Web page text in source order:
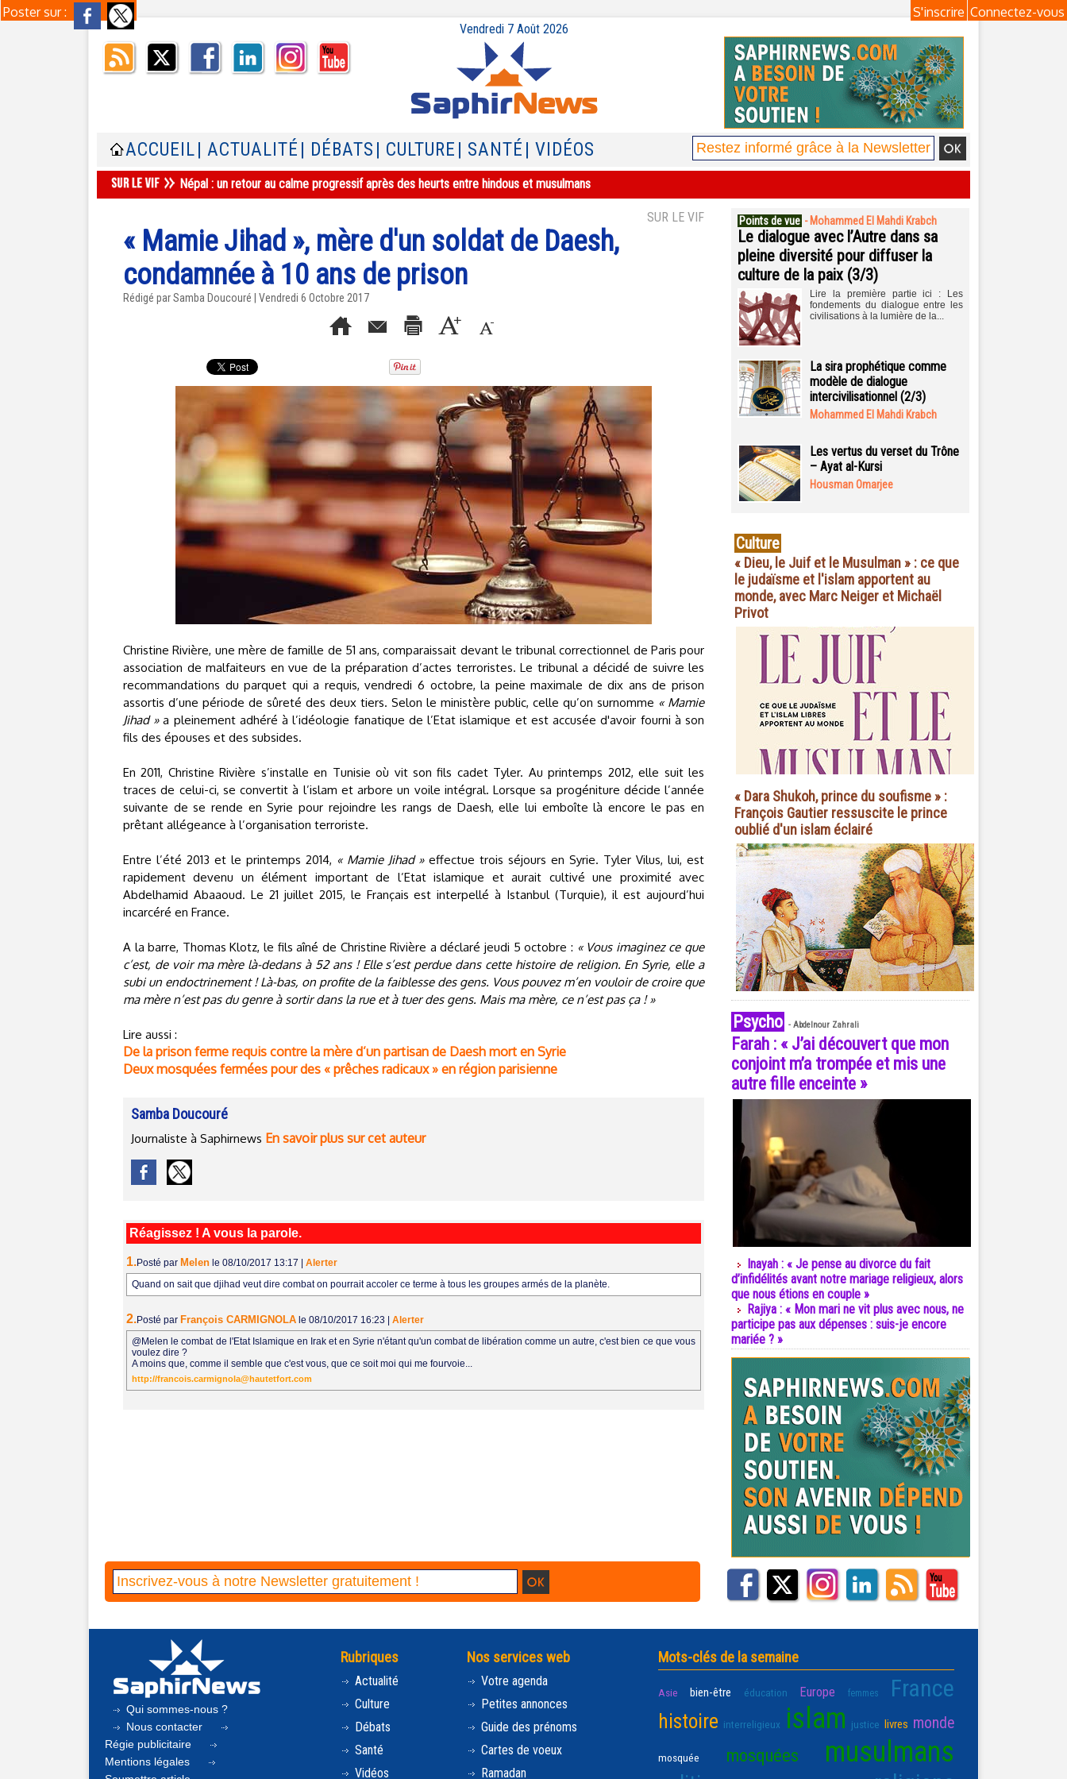
Poster sur : Connectez-vous
S'inscrire
Vendredi 7 Août 2026
ACCUEIL | ACTUALITÉ | DÉBATS | CULTURE | SANTÉ | VIDÉOS
Népal : un retour au calme progressif après des heurts entre hindous et musulmans
SUR LE VIF
« Mamie Jihad », mère d'un soldat de Daesh,
condamnée à 10 ans de prison
Rédigé parSamba Doucouré | Vendredi 6 Octobre 2017
Christine Rivière, une mère de famille de 51 ans, comparaissait devant le tribunal correctionnel de Paris pour
association de malfaiteurs en vue de la préparation d’actes terroristes. Le tribunal a décidé de suivre les
recommandations du parquet qui a requis, vendredi 6 octobre, la peine maximale de dix ans de prison
assortis d’une période de sûreté des deux tiers. Selon le ministère public, celle qu’on surnomme « Mamie
Jihad »a pleinement adhéré à l’idéologie fanatique de l’Etat islamique et est accusée d'avoir fourni à son
fils des épouses et des subsides.
En 2011, Christine Rivière s’installe en Tunisie où vit son fils cadet Tyler. Au printemps 2012, elle suit les
traces de celui-ci, se convertit à l’islam et arbore un voile intégral. Lorsque sa progéniture décide l’année
suivante de se rende en Syrie pour rejoindre les rangs de Daesh, elle lui emboîte là encore le pas en
prêtant allégeance à l’organisation terroriste.
Entre l’été 2013 et le printemps 2014, « Mamie Jihad »effectue trois séjours en Syrie. Tyler Vilus, lui, est
rapidement devenu un élément important de l’Etat islamique et aurait cultivé une proximité avec
Abdelhamid Abaaoud. Le 21 juillet 2015, le Français est interpellé à Istanbul (Turquie), il est aujourd’hui
incarcéré en France.
A la barre, Thomas Klotz, le fils aîné de Christine Rivière a déclaré jeudi 5 octobre : « Vous imaginez ce que
c’est, de voir ma mère là-dedans à 52 ans ! Elle s’est perdue dans cette histoire de religion. En Syrie, elle a
subi un endoctrinement ! Là-bas, on profite de la faiblesse des gens. Vous pouvez m’en vouloir de croire que
ma mère n’est pas du genre à sortir dans la rue et à tuer des gens. Mais ma mère, ce n’est pas ça ! »
Lire aussi :
De la prison ferme requis contre la mère d’un partisan de Daesh mort en Syrie
Deux mosquées fermées pour des « prêches radicaux » en région parisienne
Samba Doucouré
Journaliste à Saphirnews En savoir plus sur cet auteur
Réagissez ! A vous la parole.
1.Posté par Melen le 08/10/2017 13:17
Alerter
Quand on sait que djihad veut dire combat on pourrait accoler ce terme à tous les groupes armés de la planète.
2.Posté par François CARMIGNOLA le 08/10/2017 16:23
Alerter
@Melen le combat de l'Etat Islamique en Irak et en Syrie n'étant qu'un combat de libération comme un autre, c'est bien ce que vous
voulez dire ?
A moins que, comme il semble que c'est vous, que ce soit moi qui me fourvoie...
http://francois.carmignola@hautetfort.com
Points de vue - Mohammed El Mahdi Krabch
Le dialogue avec l’Autre dans sa
pleine diversité pour diffuser la
culture de la paix (3/3)
Lire la première partie ici : Les
fondements du dialogue entre les
civilisations à la lumière de la...
La sira prophétique comme
modèle de dialogue
intercivilisationnel (2/3)
Mohammed El Mahdi Krabch
Les vertus du verset du Trône
– Ayat al-Kursi
Housman Omarjee
Culture
« Dieu, le Juif et le Musulman » : ce que
le judaïsme et l'islam apportent au
monde, avec Marc Neiger et Michaël
Privot
« Dara Shukoh, prince du soufisme » :
François Gautier ressuscite le prince
oublié d'un islam éclairé
Psycho - Abdelnour Zahrali
Farah : « J’ai découvert que mon
conjoint m’a trompée et mis une
autre fille enceinte »
Inayah : « Je pense au divorce du fait
d’infidélités avant notre mariage religieux, alors
que nous étions en couple »
Rajiya : « Mon mari ne vit plus avec nous, ne
participe pas aux dépenses : suis-je encore
mariée ? »
Qui sommes-nous ?
Nous contacter
Régie publicitaire
Mentions légales
Rubriques
Actualité
Culture
Débats
Santé
Vidéos
Nos services web
Votre agenda
Petites annonces
Guide des prénoms
Cartes de voeux
Ramadan
Mots-clés de la semaine
Asie bien-être éducation Europe femmes France
histoire interreligieux islam justice livres monde
mosquée mosquées musulmans